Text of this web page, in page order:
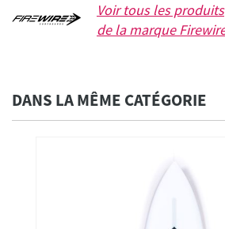
Voir tous les produits
de la marque
DANS LA MÊME CATÉGORIE